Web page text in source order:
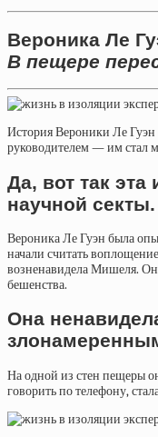
Вероника Ле
В пещере
История Вероники Ле
руководителем — им стал
Да, вот так
научной секты.
Вероника Ле Гуэн была
начали считать
возненавидела Мишеля. Он
бешенства.
Она
На одной из стен пещеры
говорить по телефону,